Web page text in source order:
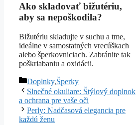
Ako skladovať bižutériu,
aby sa nepoškodila?
Bižutériu skladujte v suchu a tme,
ideálne v samostatných vrecúškach
alebo šperkovniciach. Zabránite tak
poškriabaniu a oxidácii.
Kategórie
Doplnky,Šperky
Slnečné okuliare: Štýlový doplnok
a ochrana pre vaše oči
Perly: Nadčasová elegancia pre
každú ženu